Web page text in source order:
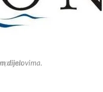
dijelovima.